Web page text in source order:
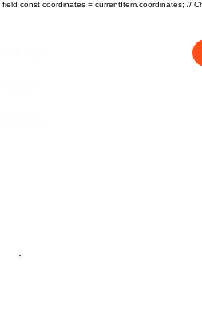
const coordinates = currentItem.coordinates; //